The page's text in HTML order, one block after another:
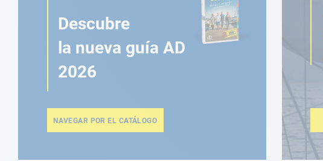
Descubre
la nueva guía AD
2026
NAVEGAR POR EL CATÁLOGO